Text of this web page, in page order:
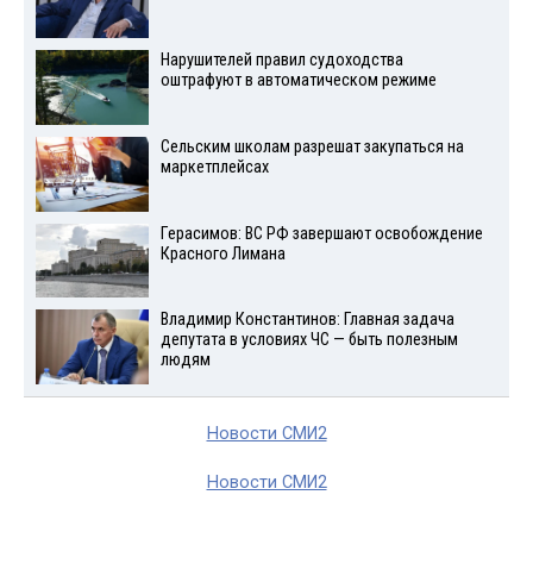
Нарушителей правил судоходства
оштрафуют в автоматическом режиме
Сельским школам разрешат закупаться на
маркетплейсах
Герасимов: ВС РФ завершают освобождение
Красного Лимана
Владимир Константинов: Главная задача
депутата в условиях ЧС — быть полезным
людям
Новости СМИ2
Новости СМИ2